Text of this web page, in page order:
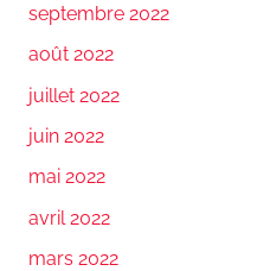
septembre 2022
août 2022
juillet 2022
juin 2022
mai 2022
avril 2022
mars 2022